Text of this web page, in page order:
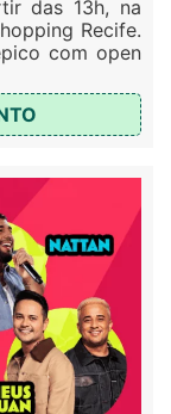
das 13h, na
Recife.
com open